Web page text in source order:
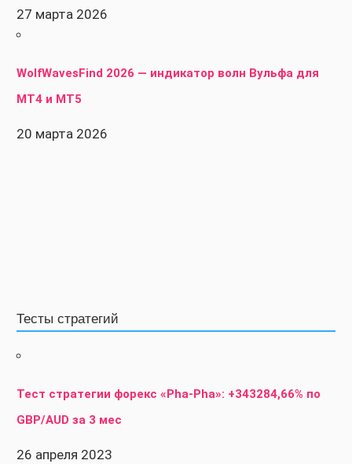
27 марта 2026
WolfWavesFind 2026 — индикатор волн Вульфа для
MT4 и MT5
20 марта 2026
Тесты стратегий
Тест стратегии форекс «Pha-Pha»: +343284,66% по
GBP/AUD за 3 мес
26 апреля 2023